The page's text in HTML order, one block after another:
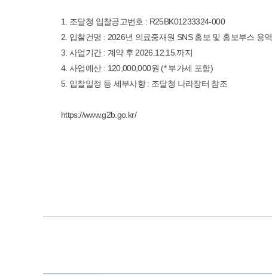
1. 조달청 입찰공고번호 : R25BK01233324-000
2. 입찰건명 : 2026년 의료중재원 SNS 홍보 및 홍보부스 용역
3. 사업기간 : 계약 후 2026.12.15.까지
4. 사업예산 : 120,000,000원 (* 부가세 포함)
5. 입찰일정 등 세부사항 : 조달청 나라장터 참조
https://www.g2b.go.kr/